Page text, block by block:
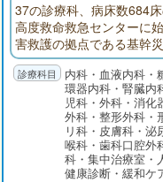
37の診療科、病床数684
高度救命救急センターに
害救護の拠点である基幹
「地域医療支援病院」「
を受けています。
内科・血液内科・
環器内科・腎臓内
児科・外科・消化
外科・整形外科・
リ科・皮膚科・
喉科・歯科口腔外
科・集中治療室・
健康診断・緩和ケ